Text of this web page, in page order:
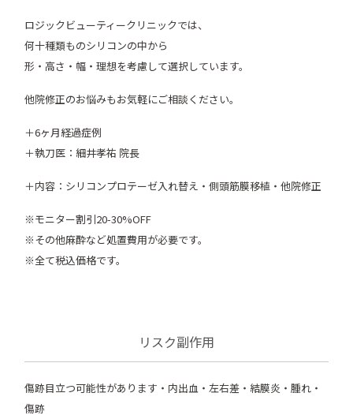
ロジックビューティークリニックでは、
何十種類ものシリコンの中から
形・高さ・幅・理想を考慮して選択しています。
他院修正のお悩みもお気軽にご相談ください。
＋6ヶ月経過症例
＋執刀医：細井孝祐 院長
＋内容：シリコンプロテーゼ入れ替え・側頭筋膜移植・他院修正
※モニター割引20-30%OFF
※その他麻酔など処置費用が必要です。
※全て税込価格です。
リスク副作用
傷跡目立つ可能性があります・内出血・左右差・結膜炎・腫れ・
傷跡